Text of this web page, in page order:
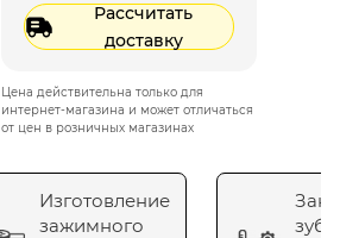
Рассчитать
доставку
Цена действительна только для
интернет-магазина и может отличаться
от цен в розничных магазинах
Изготовление
зажимного